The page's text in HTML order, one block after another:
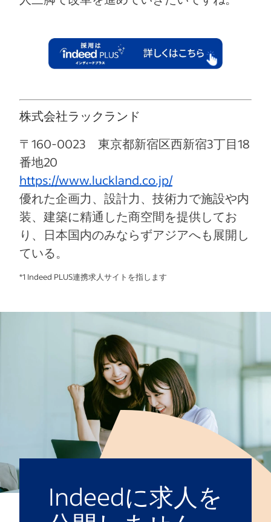
株式会社ラックランド
〒160-0023 東京都新宿区西新宿3丁目18
番地20
https://www.luckland.co.jp/
優れた企画力、設計力、技術力で施設や内
装、建築に精通した商空間を提供してお
り、日本国内のみならずアジアへも展開し
ている。
*1 Indeed PLUS連携求人サイトを指します
Indeedに求人を